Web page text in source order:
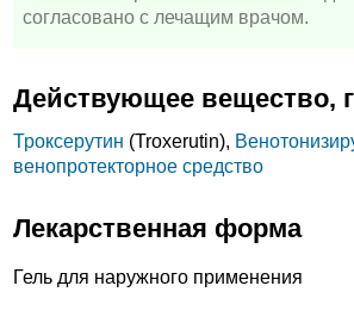
согласовано с лечащим врачом.
Действующее вещество,
Троксерутин (Troxerutin),
венопротекторное средство
Лекарственная форма
Гель для наружного применения